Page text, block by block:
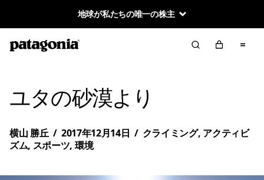
地球が私たちの唯一の株主
ユタの砂漠より
横山 勝丘 / 2017年12月14日 / クライミング, アクティビ
ズム, スポーツ, 環境